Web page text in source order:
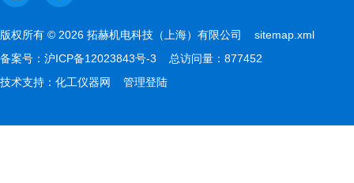
版权所有 © 2026 拓赫机电科技（上海）有限公司 sitemap.xml
备案号： 沪ICP备12023843号-3 总访问量：877452
技术支持： 化工仪器网 管理登陆